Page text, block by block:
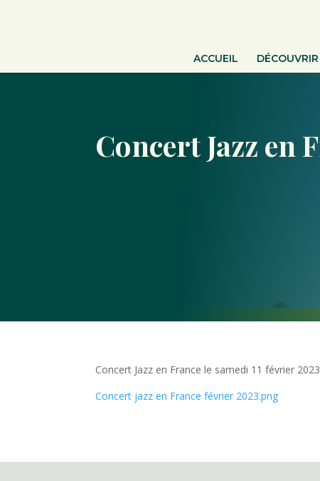
ACCUEIL DÉCOUVRIR
Concert Jazz en
Concert Jazz en France le samedi 11 février
Concert jazz en France février 2023.png